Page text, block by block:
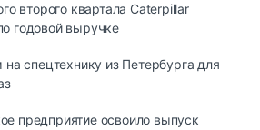
второго квартала Caterpillar
годовой выручке
на спецтехнику из Петербурга для
предприятие освоило выпуск